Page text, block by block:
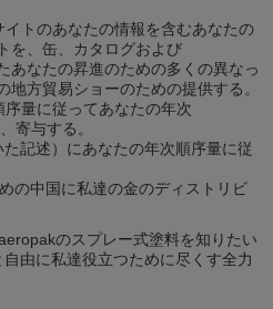
トのあなたの情報を含むあなたの
を、缶、カタログおよび
あなたの昇進のための多くの異なっ
地方貿易ショーのための提供する。
量に従ってあなたの年次
寄与する。
記述）にあなたの年次順序量に従
の中国に私達の金のディストリビ
のスプレー式塗料を知りたい
由に私達役立つために尽くす全力